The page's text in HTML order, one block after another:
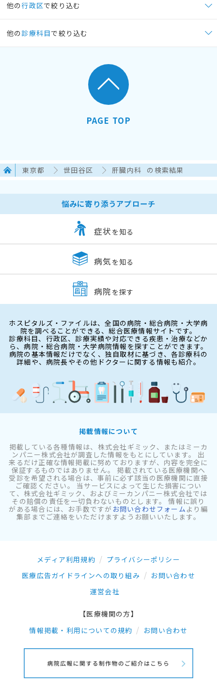
他の行政区で絞り込む
他の 診療科目で絞り込む
PAGE TOP
東京都 世田谷区 肝臓内科 の検索結果
悩みに寄り添うアプローチ
症状 を知る
病気 を知る
病院 を探す
ホスピタルズ・ファイルは、全国の病院・総合病院・大学病
院を調べることができる、総合医療情報サイトです。
診療科目、行政区、診療実績や対応できる疾患・治療などか
ら、病院・総合病院・大学病院情報を探すことができます。
病院の基本情報だけでなく、独自取材に基づき、各診療科の
詳細や、病院長やその他ドクターに関する情報も紹介。
掲載情報について
掲載している各種情報は、株式会社ギミック、またはミーカ
ンパニー株式会社が調査した情報をもとにしています。 出
来るだけ正確な情報掲載に努めておりますが、内容を完全に
保証するものではありません。 掲載されている医療機関へ
受診を希望される場合は、事前に必ず該当の医療機関に直接
ご確認ください。 当サービスによって生じた損害につい
て、株式会社ギミック、およびミーカンパニー株式会社では
その賠償の責任を一切負わないものとします。 情報に誤り
がある場合には、お手数ですが お問い合わせフォーム より編
集部までご連絡をいただけますようお願いいたします。
メディア利用規約
プライバシーポリシー
医療広告ガイドラインへの取り組み
お問い合わせ
運営会社
【医療機関の方】
情報掲載・利用についての規約
お問い合わせ